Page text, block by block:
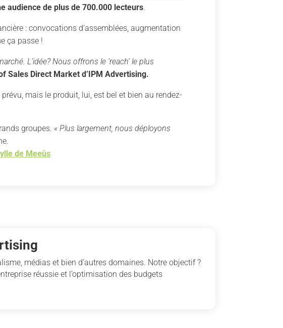
audience de plus de 700.000 lecteurs.
: convocations d’assemblées, augmentation
ça passe !
L’idée? Nous offrons le ‘reach’ le plus
Sales Direct Market d’IPM Advertising.
mais le produit, lui, est bel et bien au rendez-
groupes. « Plus largement, nous déployons
de Meeûs
médias et bien d’autres domaines. Notre objectif ?
réussie et l’optimisation des budgets